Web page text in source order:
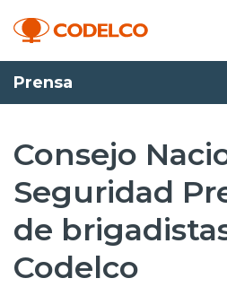
Transparencia activa
Nosotros
Operaciones
Proyectos
Prensa
Consejo
Seguridad
de
Codelco